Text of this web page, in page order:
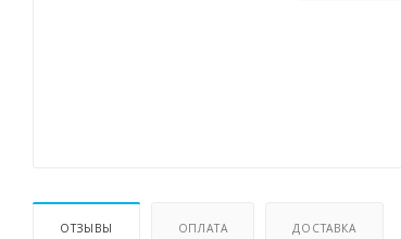
ОТЗЫВЫ ОПЛАТА ДОСТАВКА